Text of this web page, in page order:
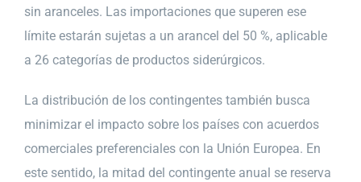
sin aranceles. Las importaciones que superen ese
límite estarán sujetas a un arancel del 50 %, aplicable
a 26 categorías de productos siderúrgicos.
La distribución de los contingentes también busca
minimizar el impacto sobre los países con acuerdos
comerciales preferenciales con la Unión Europea. En
este sentido, la mitad del contingente anual se reserva